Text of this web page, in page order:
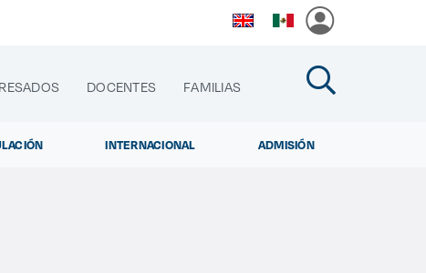
DOCENTES FAMILIAS
INTERNACIONAL ADMISIÓN